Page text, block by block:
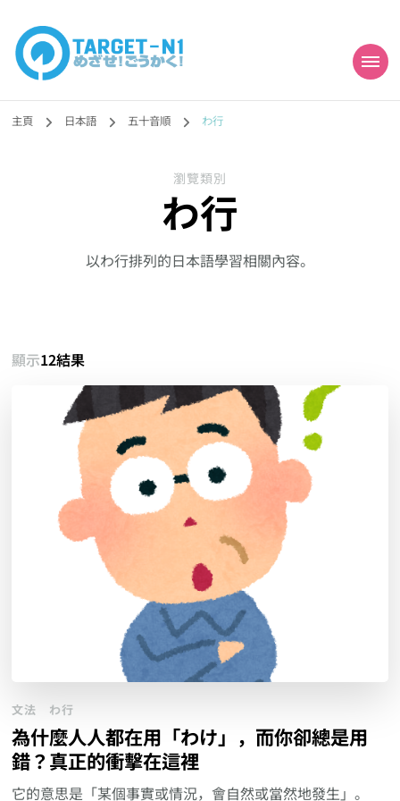
目標!!日本語能力試
N1合格
勉強コンテンツも追加予定!!】
主頁 日本語 五十音順 わ行
瀏覽類別
わ行
以わ行排列的日本語學習相關內容。
顯示12結果
文法 わ行
為什麼人人都在用「わけ」，而你卻總是用
錯？真正的衝擊在這裡
它的意思是「某個事實或情況，會自然或當然地發生」。